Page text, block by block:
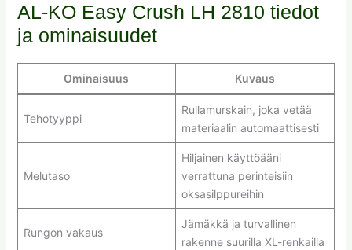
AL-KO Easy Crush LH 2810 tiedot
ja ominaisuudet
Ominaisuus Kuvaus
Tehotyyppi
Rullamurskain, joka vetää
materiaalin automaattisesti
Melutaso
Hiljainen käyttöääni
verrattuna perinteisiin
oksasilppureihin
Rungon vakaus
Jämäkkä ja turvallinen
rakenne suurilla XL-renkailla